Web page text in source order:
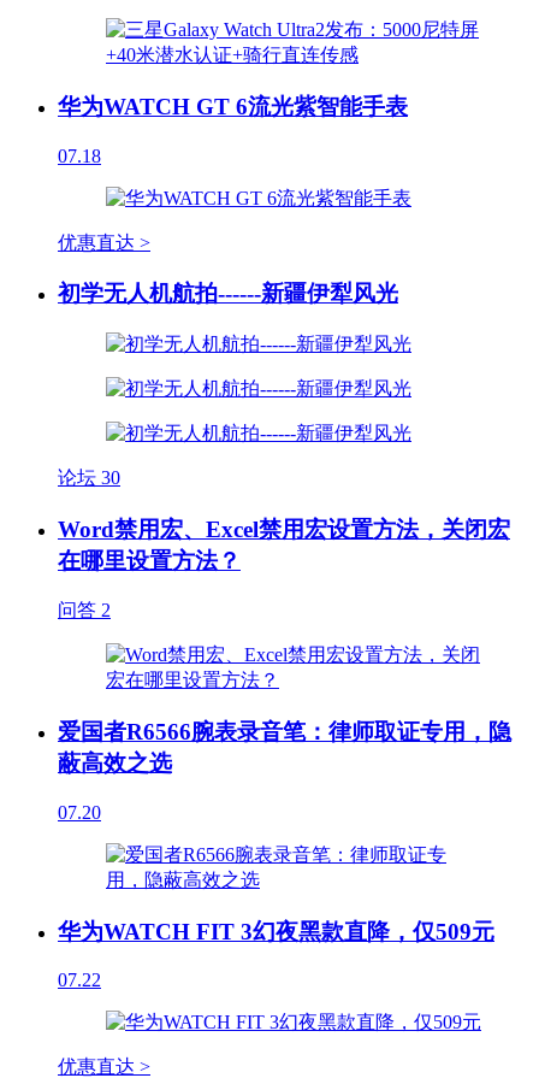
华为WATCH GT 6流光紫智能手表
07.18
优惠直达 >
初学无人机航拍------新疆伊犁风光
论坛 30
Word禁用宏、Excel禁用宏设置方法，关闭宏
在哪里设置方法？
问答 2
爱国者R6566腕表录音笔：律师取证专用，隐
蔽高效之选
07.20
华为WATCH FIT 3幻夜黑款直降，仅509元
07.22
优惠直达 >